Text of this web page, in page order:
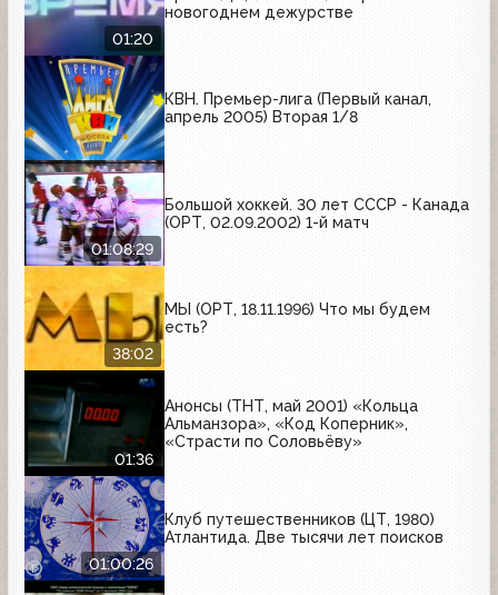
01:20
новогоднем дежурстве
КВН. Премьер-лига (Первый канал,
апрель 2005) Вторая 1/8
01:08:29
Большой хоккей. 30 лет СССР - Канада
(ОРТ, 02.09.2002) 1-й матч
38:02
МЫ (ОРТ, 18.11.1996) Что мы будем
есть?
01:36
Анонсы (ТНТ, май 2001) «Кольца
Альманзора», «Код Коперник»,
«Страсти по Соловьёву»
01:00:26
Клуб путешественников (ЦТ, 1980)
Атлантида. Две тысячи лет поисков